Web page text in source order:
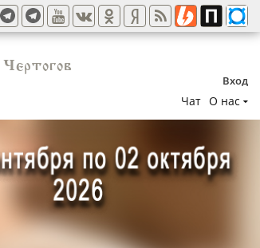
Вход
Чат О нас